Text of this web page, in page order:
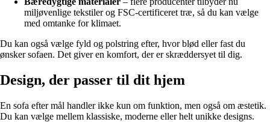
miljøvenlige tekstiler og FSC-certificeret træ, så du kan vælge
med omtanke for klimaet.
Du kan også vælge fyld og polstring efter, hvor blød eller fast du
ønsker sofaen. Det giver en komfort, der er skræddersyet til dig.
Design, der passer til dit hjem
En sofa efter mål handler ikke kun om funktion, men også om æstetik.
Du kan vælge mellem klassiske, moderne eller helt unikke designs.